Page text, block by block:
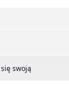
swoją